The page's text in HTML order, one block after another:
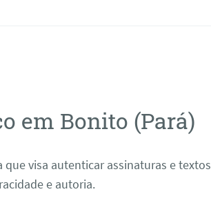
em Bonito (Pará)
visa autenticar assinaturas e textos
e autoria.